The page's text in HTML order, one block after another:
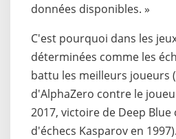
données disponibles. »
C'est pourquoi dans les
déterminées comme les
battu les meilleurs joueurs
d'AlphaZero contre le
2017, victoire de Deep
d'échecs Kasparov en 1997).